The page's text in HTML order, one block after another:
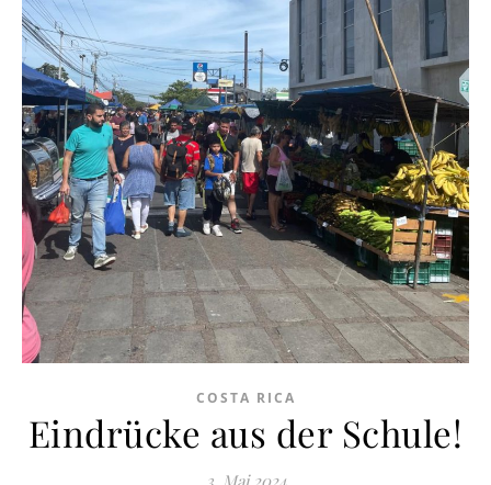
COSTA RICA
Eindrücke aus der Schule!
3. Mai 2024